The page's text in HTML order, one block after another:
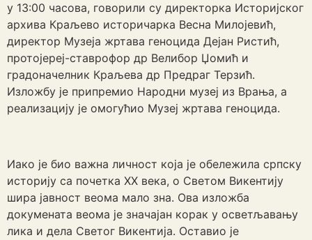
у 13:00 часова, говорили су директорка Историјског
архива Краљево историчарка Весна Милојевић,
директор Музеја жртава геноцида Дејан Ристић,
протојереј-ставрофор др Велибор Џомић и
градоначелник Краљева др Предраг Терзић.
Изложбу је припремио Народни музеј из Врања, а
реализацију је омогућио Музеј жртава геноцида.
Иако је био важна личност која је обележила српску
историју са почетка XX века, о Светом Викентију
шира јавност веома мало зна. Ова изложба
докумената веома је значајан корак у осветљавању
лика и дела Светог Викентија. Оставио је